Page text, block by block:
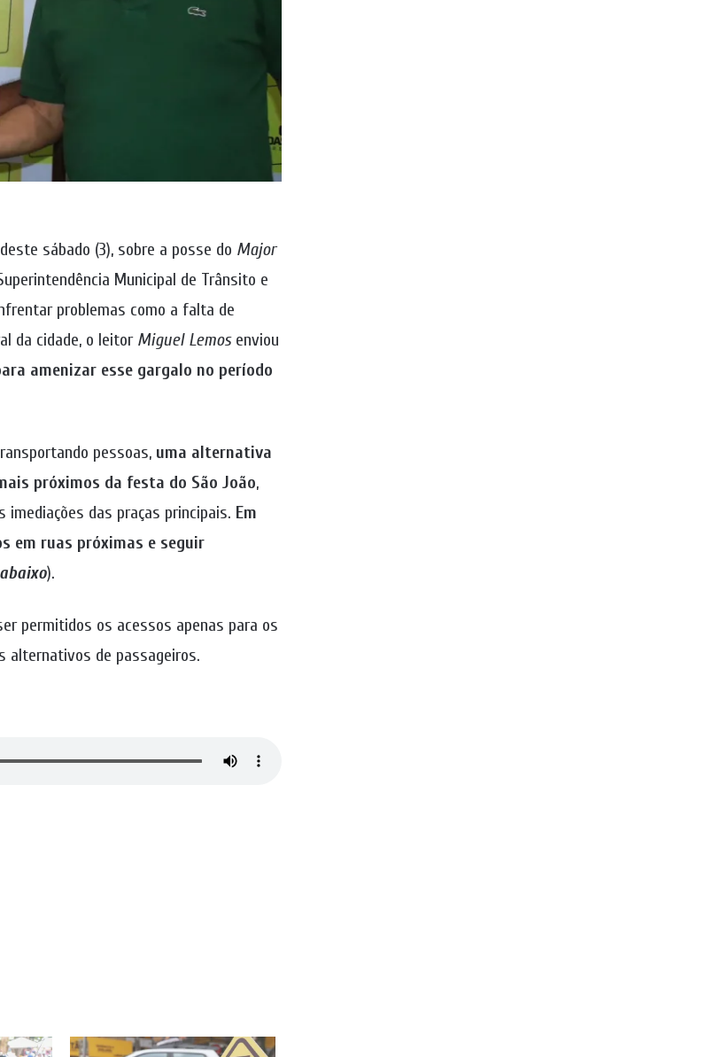
sábado (3), sobre a posse do Major
Municipal de Trânsito e
problemas como a falta de
da cidade, o leitor Miguel Lemosenviou
amenizar esse gargalo no período
pessoas, uma alternativa
próximos da festa do São João,
das praças principais. Em
em ruas próximas e seguir
).
permitidos os acessos apenas para os
alternativos de passageiros.